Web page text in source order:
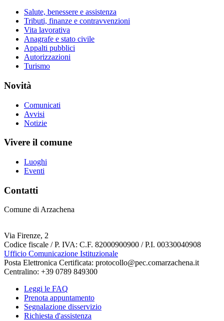
Salute, benessere e assistenza
Tributi, finanze e contravvenzioni
Vita lavorativa
Anagrafe e stato civile
Appalti pubblici
Autorizzazioni
Turismo
Novità
Comunicati
Avvisi
Notizie
Vivere il comune
Luoghi
Eventi
Contatti
Comune di Arzachena
Via Firenze, 2
Codice fiscale / P. IVA: C.F. 82000900900 / P.I. 00330040908
Ufficio Comunicazione Istituzionale
Posta Elettronica Certificata: protocollo@pec.comarzachena.it
Centralino: +39 0789 849300
Leggi le FAQ
Prenota appuntamento
Segnalazione disservizio
Richiesta d'assistenza